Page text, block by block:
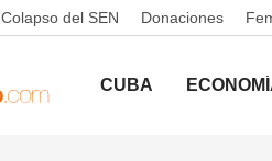
Colapso del SEN Donaciones
CUBA